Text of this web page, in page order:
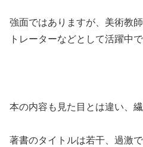
強面ではありますが、美術教
トレーターなどとして活躍中で
本の内容も見た目とは違い、
著書のタイトルは若干、過激